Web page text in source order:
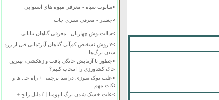
>ساپوت سیاه - معرفی میوه های استوایی
>چغندر - معرفی سبزی جات
>سالت‌بوش چهاربال - معرفی گیاهان بیابانی
>
۷ روش تشخیص کم‌آبی گیاهان آپارتمانی قبل از زرد
شدن برگ‌ها
>چطور با آزمایش خانگی بافت و زهکشی، بهترین
خاک کشاورزی را انتخاب کنیم؟
>علت نوک سوزی دراسنا پرچمی + راه حل ها و
نکات مهم
>
علت خشک شدن برگ ایپومیا | 8 دلیل رایج +